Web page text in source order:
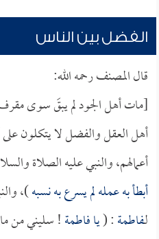
الفضل بين الناس
قال المصنف رحمه الله:
[مات أهل الجود لم يبقَ سوى
أهل العقل والفضل لا يتكلون
أعمالهم، والنبي عليه الصلاة
أبطأ به عمله لم يسرع به نسبه)،
لـفاطمة: (يافاطمة! سليني من